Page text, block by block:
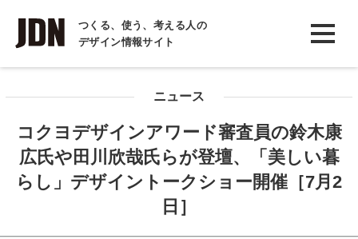
つくる、使う、考える人の
デザイン情報サイト
INTERVIEW
インタビュー
COLUMN
コラム
ニュース
コクヨデザインアワード審査員の鈴木康
広氏や田川欣哉氏らが登壇、「美しい暮
らし」デザイントークショー開催［7月2
日］